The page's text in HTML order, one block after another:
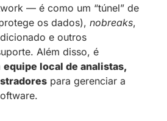
— é como um “túnel” de
os dados), nobreaks,
e outros
Além disso, é
equipe local de analistas,
para gerenciar a